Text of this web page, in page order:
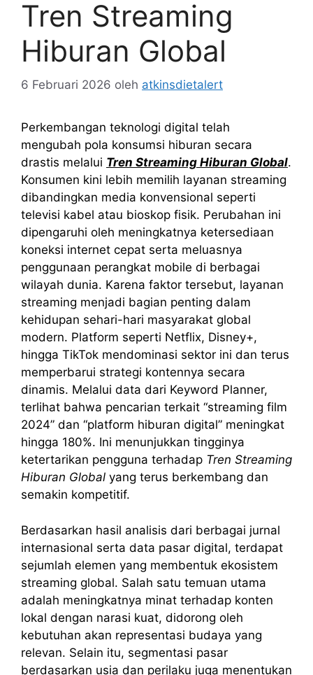
Tren Streaming
Hiburan Global
6 Februari 2026 oleh atkinsdietalert
Perkembangan teknologi digital telah
mengubah pola konsumsi hiburan secara
drastis melalui Tren Streaming Hiburan Global.
Konsumen kini lebih memilih layanan streaming
dibandingkan media konvensional seperti
televisi kabel atau bioskop fisik. Perubahan ini
dipengaruhi oleh meningkatnya ketersediaan
koneksi internet cepat serta meluasnya
penggunaan perangkat mobile di berbagai
wilayah dunia. Karena faktor tersebut, layanan
streaming menjadi bagian penting dalam
kehidupan sehari-hari masyarakat global
modern. Platform seperti Netflix, Disney+,
hingga TikTok mendominasi sektor ini dan terus
memperbarui strategi kontennya secara
dinamis. Melalui data dari Keyword Planner,
terlihat bahwa pencarian terkait “streaming film
2024” dan “platform hiburan digital” meningkat
hingga 180%. Ini menunjukkan tingginya
ketertarikan pengguna terhadap Tren Streaming
Hiburan Global yang terus berkembang dan
semakin kompetitif.
Berdasarkan hasil analisis dari berbagai jurnal
internasional serta data pasar digital, terdapat
sejumlah elemen yang membentuk ekosistem
streaming global. Salah satu temuan utama
adalah meningkatnya minat terhadap konten
lokal dengan narasi kuat, didorong oleh
kebutuhan akan representasi budaya yang
relevan. Selain itu, segmentasi pasar
berdasarkan usia dan perilaku juga menentukan